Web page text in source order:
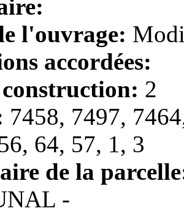
l'ouvrage:
accordées:
2
7458, 7497,
64, 57, 1, 3
de la
-